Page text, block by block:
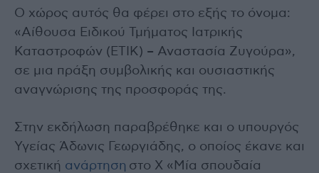
Ο χώρος αυτός θα φέρει στο εξής το όνομα:
«Αίθουσα Ειδικού Τμήματος Ιατρικής
Καταστροφών (ΕΤΙΚ) – Αναστασία Ζυγούρα»,
σε μια πράξη συμβολικής και ουσιαστικής
αναγνώρισης της προσφοράς της.
Στην εκδήλωση παραβρέθηκε και ο υπουργός
Υγείας Άδωνις Γεωργιάδης, ο οποίος έκανε και
σχετική ανάρτηση στο X «Μία σπουδαία